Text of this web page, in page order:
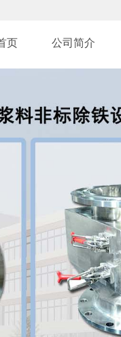
页 公司简介